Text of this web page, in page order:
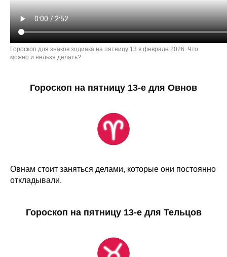
Гороскоп для знаков зодиака на пятницу 13 в феврале 2026. Что
можно и нельзя делать?
Гороскоп на пятницу 13-е для Овнов
Овнам стоит заняться делами, которые они постоянно
откладывали.
Гороскоп на пятницу 13-е для Тельцов